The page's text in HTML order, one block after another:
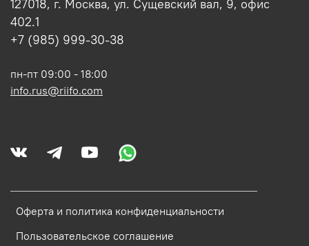
Оферта и политика конфиденциальности
Пользовательское соглашение
127018, г. Москва, ул. Сущевский вал, 9, офис
402.1
+7 (985) 999-30-38
пн-пт 09:00 - 18:00
info.rus@riifo.com